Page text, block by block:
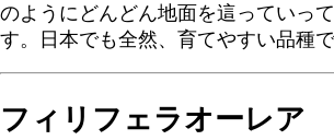
のようにどんどん地面を這っていっ
す。日本でも全然、育てやすい品種で
フィリフェラオーレア